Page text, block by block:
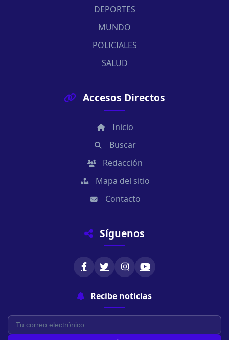
DEPORTES
MUNDO
POLICIALES
SALUD
Accesos Directos
Inicio
Buscar
Redacción
Mapa del sitio
Contacto
Síguenos
Recibe noticias